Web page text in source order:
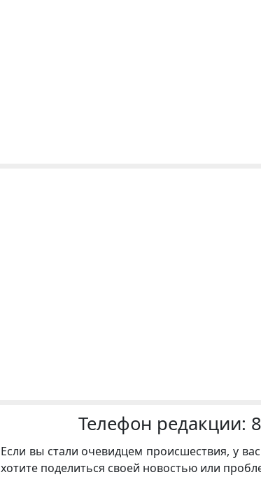
Телефон редакции:
Если вы стали очевидцем происшествия, у
хотите поделиться своей новостью или